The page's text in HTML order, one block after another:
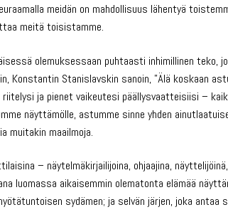
meidän on mahdollisuus lähentyä
meitä toisistamme.
olemuksessaan puhtaasti inhimillinen teko,
Konstantin Stanislavskin sanoin, ”Älä koskaan
riitelysi ja pienet vaikeutesi päällysvaatteisiisi –
näyttämölle, astumme sinne yhden
muitakin maailmoja.
– näytelmäkirjailijoina, ohjaajina,
luomassa aikaisemmin olematonta elämää
sydämen; ja selvän järjen, joka antaa